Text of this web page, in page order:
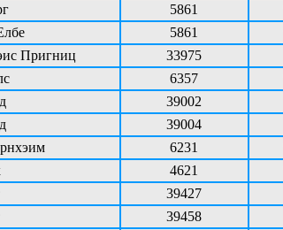
5861
5861
Пригниц
33975
6357
39002
39004
6231
4621
39427
39458